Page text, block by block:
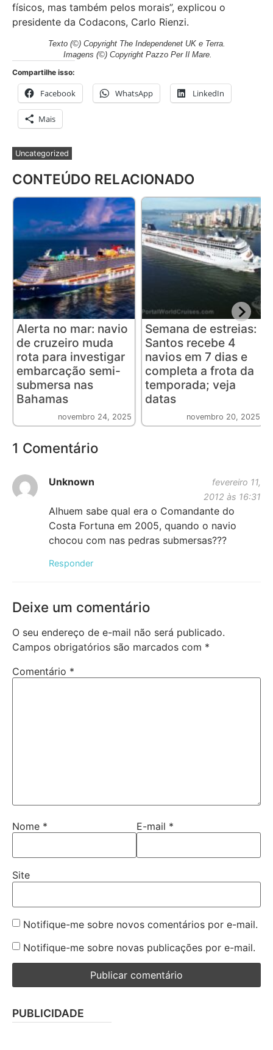
físicos, mas também pelos morais”, explicou o
presidente da Codacons, Carlo Rienzi.
Texto (©) Copyright The Independenet UK e Terra.
Imagens (©) Copyright Pazzo Per Il Mare.
Compartilhe isso:
Facebook WhatsApp LinkedIn
Mais
Uncategorized
CONTEÚDO RELACIONADO
Alerta no mar: navio
de cruzeiro muda
rota para investigar
embarcação semi-
submersa nas
Bahamas
novembro 24, 2025
Semana de estreias:
Santos recebe 4
navios em 7 dias e
completa a frota da
temporada; veja
datas
novembro 20, 2025
1 Comentário
Unknown
fevereiro 11,
2012 às 16:31
Alhuem sabe qual era o Comandante do
Costa Fortuna em 2005, quando o navio
chocou com nas pedras submersas???
Responder
Deixe um comentário
O seu endereço de e-mail não será publicado.
Campos obrigatórios são marcados com *
Comentário *
Nome * E-mail *
Site
Notifique-me sobre novos comentários por e-mail.
Notifique-me sobre novas publicações por e-mail.
PUBLICIDADE